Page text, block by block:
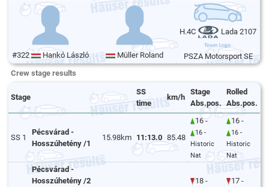
#322 Hankó László Müller Roland
H.4C Lada 2107
PSZA Motorsport SE
Crew stage results
Stage
SS
time
km/h
Stage
Abs.pos.
Rolled
Abs.pos.
SS 1
Pécsvárad -
Hosszúhetény /1
15.98km 11:13.0 85.48
16 -
16 -
Historic
Nat
16 -
16 -
Historic
Nat
Pécsvárad -
Hosszúhetény /2
18 - 17 -